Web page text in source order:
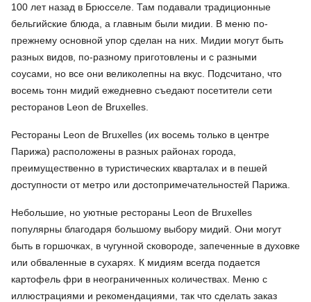
100 лет назад в Брюсселе. Там подавали традиционные
бельгийские блюда, а главным были мидии. В меню по-
прежнему основной упор сделан на них. Мидии могут быть
разных видов, по-разному приготовлены и с разными
соусами, но все они великолепны на вкус. Подсчитано, что
восемь тонн мидий ежедневно съедают посетители сети
ресторанов Leon de Bruxelles.
Рестораны Leon de Bruxelles (их восемь только в центре
Парижа) расположены в разных районах города,
преимущественно в туристических кварталах и в пешей
доступности от метро или достопримечательностей Парижа.
Небольшие, но уютные рестораны Leon de Bruxelles
популярны благодаря большому выбору мидий. Они могут
быть в горшочках, в чугунной сковороде, запеченные в духовке
или обваленные в сухарях. К мидиям всегда подается
картофель фри в неограниченных количествах. Меню с
иллюстрациями и рекомендациями, так что сделать заказ